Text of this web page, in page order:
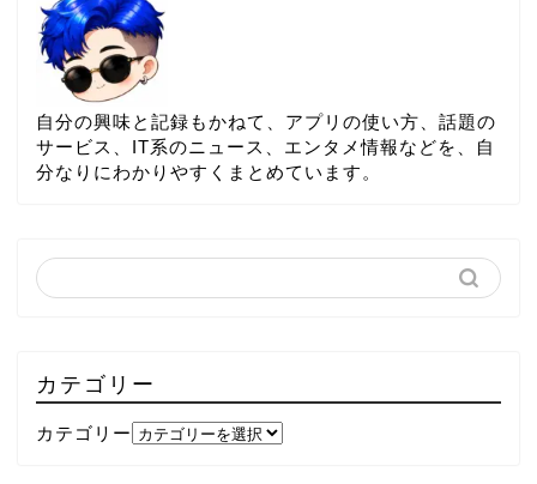
自分の興味と記録もかねて、アプリの使い方、話題の
サービス、IT系のニュース、エンタメ情報などを、自
分なりにわかりやすくまとめています。
カテゴリー
カテゴリー